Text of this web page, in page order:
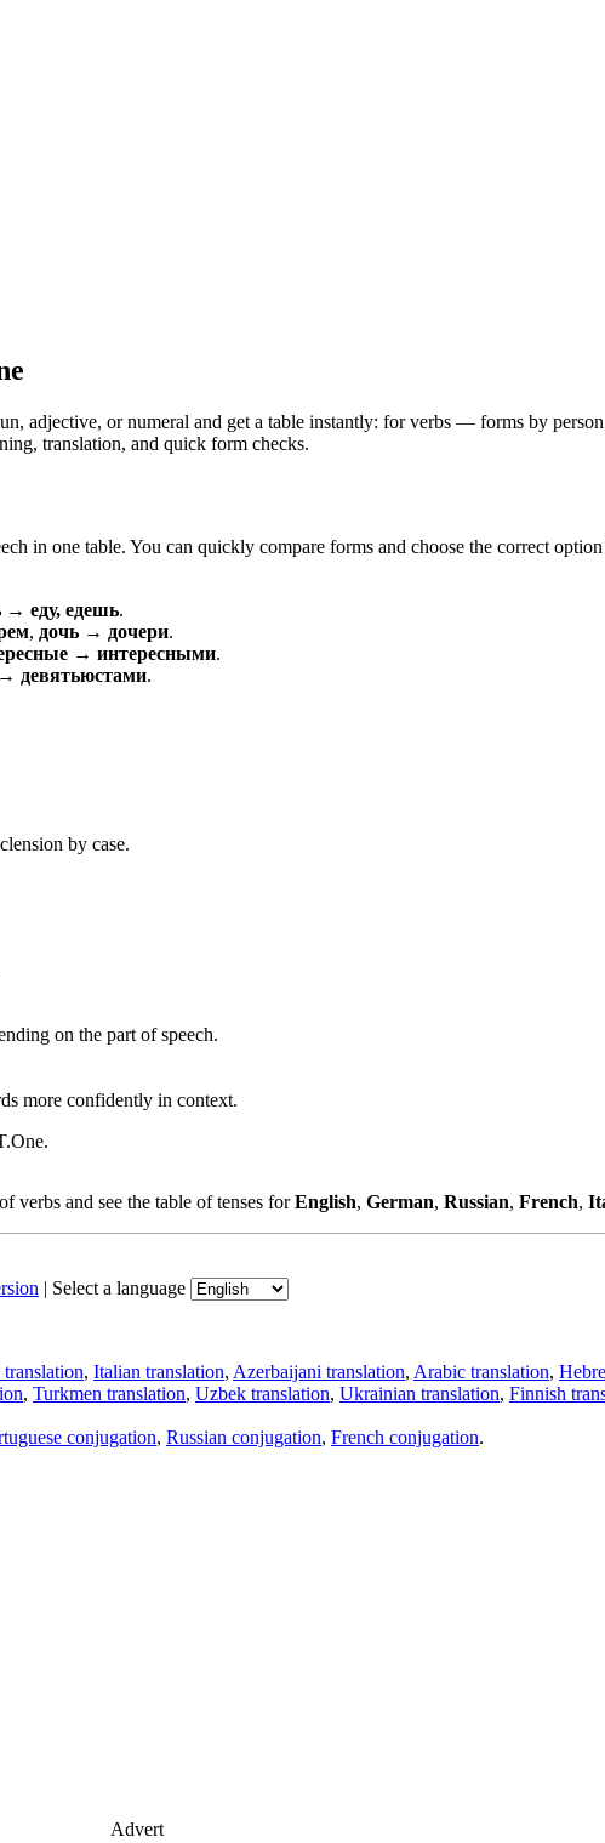
adjective, or numeral and get a table instantly: for verbs — forms by
translation, and quick form checks.
in one table. You can quickly compare forms and choose the correct
→ еду, едешь.
, дочь → дочери.
→ интересными.
девятьюстами.
by case.
on the part of speech.
more confidently in context.
verbs and see the table of tenses forEnglish, German, Russian, French,
| Select a language
translation, Italian translation, Azerbaijani translation, Arabic translation,
, Turkmen translation, Uzbek translation, Ukrainian translation, Finnish
conjugation, Russian conjugation, French conjugation.
Advert